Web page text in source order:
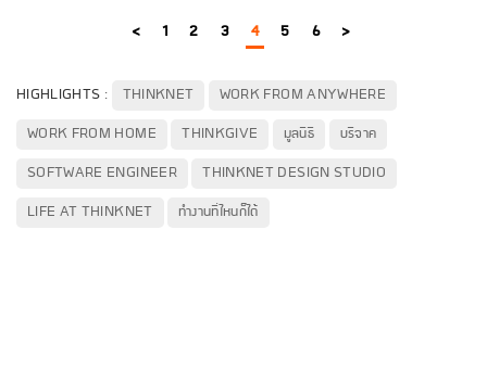
< 1 2 3 4 5 6 >
HIGHLIGHTS : THINKNET
WORK FROM ANYWHERE
WORK FROM HOME
THINKGIVE มูลนิธิ
บริจาค
SOFTWARE ENGINEER
THINKNET DESIGN STUDIO
LIFE AT THINKNET
ทำงานที่ไหนก็ได้